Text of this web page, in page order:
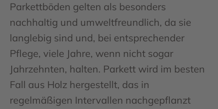
Parkettböden gelten als besonders
nachhaltig und umweltfreundlich, da sie
langlebig sind und, bei entsprechender
Pflege, viele Jahre, wenn nicht sogar
Jahrzehnten, halten. Parkett wird im besten
Fall aus Holz hergestellt, das in
regelmäßigen Intervallen nachgepflanzt